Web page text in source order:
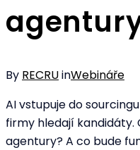
By RECRUinWebináře
AI vstupuje do
firmy hledají
agentury? A co bude